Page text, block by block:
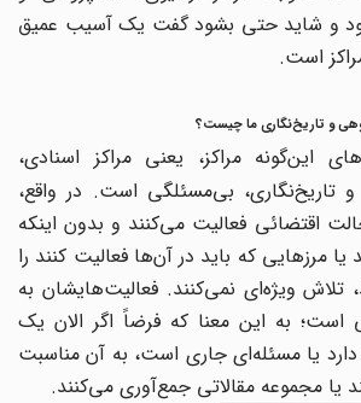
و شاید حتی بشود گفت یک آسیب عمیق
است.
و تاریخ‌نگاری ما چیست؟
مراکز، یعنی مراکز اسنادی،
تاریخ‌نگاری، بی‌مسئلگی است. در واقع،
اقتضائی فعالیت می‌کنند و بدون اینکه
مرزهایی که باید در آن‌ها فعالیت کنند را
ویژه‌ای نمی‌کنند. فعالیت‌هایشان به
به این معنا که فرضاً اگر الان یک
یا مسئله‌ای جاری است، به آن مناسبت
یا مجموعه مقالاتی جمع‌آوری می‌کنند.